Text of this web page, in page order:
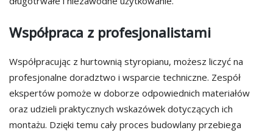
Współpraca z profesjonalistami
Współpracując z hurtownią styropianu, możesz liczyć na
profesjonalne doradztwo i wsparcie techniczne. Zespół
ekspertów pomoże w doborze odpowiednich materiałów
oraz udzieli praktycznych wskazówek dotyczących ich
montażu. Dzięki temu cały proces budowlany przebiega